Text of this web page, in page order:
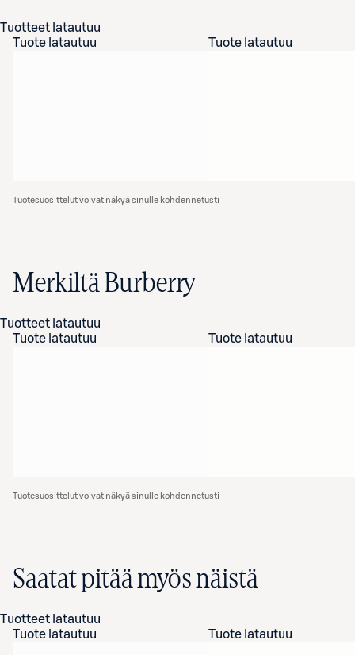
Tuotteet latautuu
Tuote latautuu
Tuote latautuu
Tuotesuosittelut voivat näkyä sinulle kohdennetusti
Merkiltä Burberry
Tuotteet latautuu
Tuote latautuu
Tuote latautuu
Tuotesuosittelut voivat näkyä sinulle kohdennetusti
Saatat pitää myös näistä
Tuotteet latautuu
Tuote latautuu
Tuote latautuu